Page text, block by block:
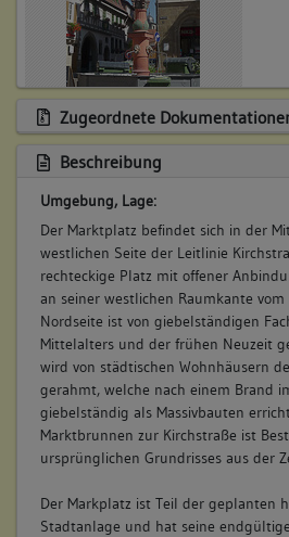
Abbildungsnachweis
Zugeordnete
Beschreibung
Umgebung, Lage:
Der Marktplatz befindet sich in der
westlichen Seite der Leitlinie
rechteckige Platz mit offener
an seiner westlichen Raumkante
Nordseite ist von giebelständigen
Mittelalters und der frühen Neuzeit
wird von städtischen Wohnhäusern
gerahmt, welche nach einem Brand
giebelständig als Massivbauten
Marktbrunnen zur Kirchstraße ist
ursprünglichen Grundrisses aus der
Der Markplatz ist Teil der geplanten
Stadtanlage und hat seine